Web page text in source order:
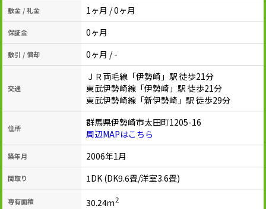
敷金 / 礼金 1ヶ月 / 0ヶ月
保証金 0ヶ月
敷引 / 償却 0ヶ月 / -
交通
ＪＲ両毛線「伊勢崎」駅 徒歩21分
東武伊勢崎線「伊勢崎」駅 徒歩21分
東武伊勢崎線「新伊勢崎」駅 徒歩29分
住所
群馬県伊勢崎市太田町1205-16
周辺MAPはこちら
築年月 2006年1月
間取り 1DK (DK9.6畳/洋室3.6畳)
専有面積 30.24ｍ2